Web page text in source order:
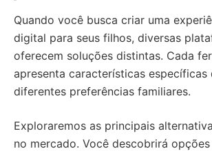
Quando você busca criar uma
digital para seus filhos, diversas
oferecem soluções distintas. Cada
apresenta características específicas
diferentes preferências familiares.
Exploraremos as principais
no mercado. Você descobrirá